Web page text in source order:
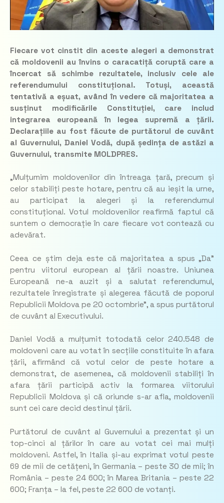
Fiecare vot cinstit din aceste alegeri a demonstrat
că moldovenii au învins o caracatiță coruptă care a
încercat să schimbe rezultatele, inclusiv cele ale
referendumului constituțional. Totuși, această
tentativă a eșuat, având în vedere că majoritatea a
susținut modificările Constituției, care includ
integrarea europeană în legea supremă a țării.
Declarațiile au fost făcute de purtătorul de cuvânt
al Guvernului, Daniel Vodă, după ședința de astăzi a
Guvernului, transmite MOLDPRES.
„Mulțumim moldovenilor din întreaga țară, precum și
celor stabiliți peste hotare, pentru că au ieșit la urne,
au participat la alegeri și la referendumul
constituțional. Votul moldovenilor reafirmă faptul că
suntem o democrație în care fiecare vot contează cu
adevărat.
Ceea ce știm deja este că majoritatea a spus „Da”
pentru viitorul european al țării noastre. Uniunea
Europeană ne-a auzit și a salutat referendumul,
rezultatele înregistrate și alegerea făcută de poporul
Republicii Moldova pe 20 octombrie”, a spus purtătorul
de cuvânt al Executivului.
Daniel Vodă a mulțumit totodată celor 240.548 de
moldoveni care au votat în secțiile constituite în afara
țării, afirmând că votul celor de peste hotare a
demonstrat, de asemenea, că moldovenii stabiliți în
afara țării participă activ la formarea viitorului
Republicii Moldova și că oriunde s-ar afla, moldovenii
sunt cei care decid destinul țării.
Purtătorul de cuvânt al Guvernului a prezentat și un
top-cinci al țărilor în care au votat cei mai mulți
moldoveni. Astfel, în Italia și-au exprimat votul peste
69 de mii de cetățeni, în Germania – peste 30 de mii; în
România – peste 24 600; în Marea Britania – peste 22
600; Franța – la fel, peste 22 600 de votanți.